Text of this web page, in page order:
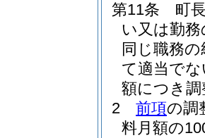
第11条
町
い又は勤
同じ職務
て適当で
額につき
2
前項の調
料月額の